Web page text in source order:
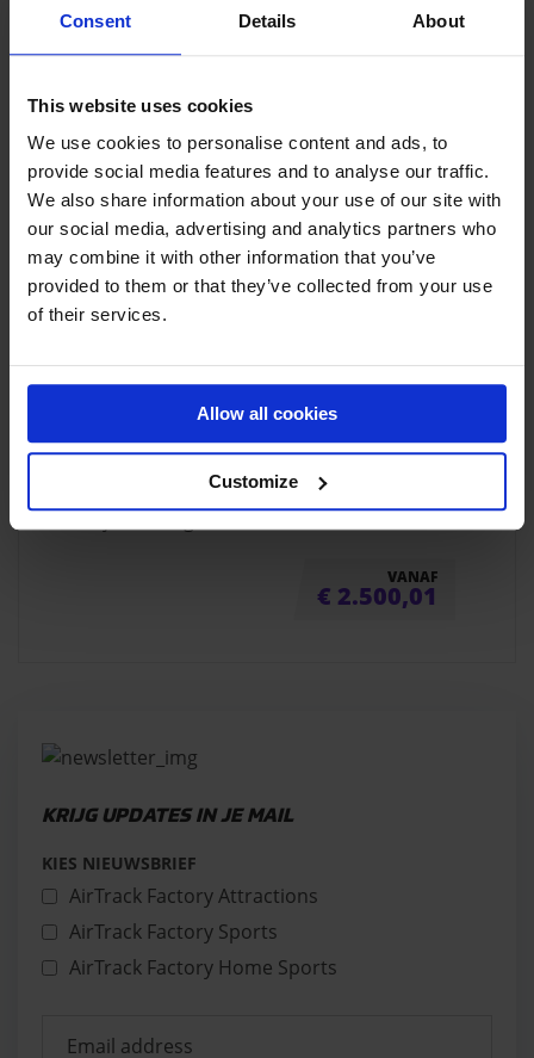
Consent Details About
This website uses cookies
We use cookies to personalise content and ads, to
provide social media features and to analyse our traffic.
We also share information about your use of our site with
our social media, advertising and analytics partners who
may combine it with other information that you’ve
provided to them or that they’ve collected from your use
of their services.
Allow all cookies
Customize
NILE WILSON: GARDEN GYMNASTICS CHALLENGE
PRODUCT HIGHLIGHT
Til je training naar een nieuw niveau
VANAF
€ 2.500,01
KRIJG UPDATES IN JE MAIL
KIES NIEUWSBRIEF
AirTrack Factory Attractions
AirTrack Factory Sports
AirTrack Factory Home Sports